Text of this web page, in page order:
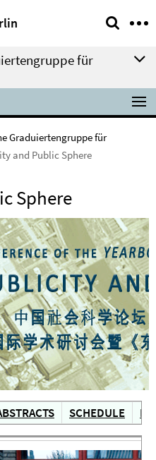
für
Graduiertengruppe für
and Public Sphere
Sphere
SCHEDULE